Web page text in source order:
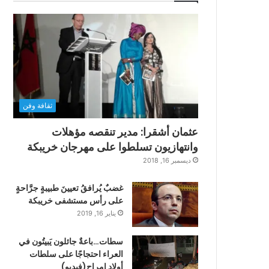
ثقافة وفن
عثمان أشقرا: مدير تنقصه مؤهلات
وانتهازيون تسلطوا على مهرجان خريبكة
ديسمبر 16, 2018
غضبٌ يُرافقُ تعيينَ طبيبةٍ جرَّاحةٍ
على رأس مستشفى خريبكة
يناير 16, 2019
سطات…باعةٌ جائلون يَبيتُون في
العراء احتجاجًا على سلطات
أولاد امراح(فيديو)